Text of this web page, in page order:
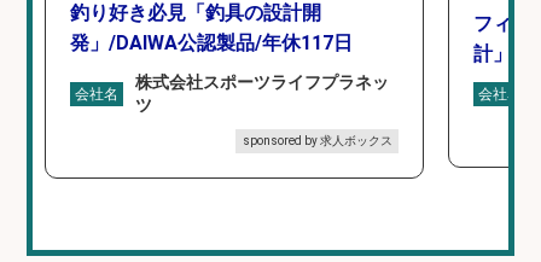
釣り好き必見「釣具の設計開
発」/DAIWA公認製品/年休117日
会社名
株式会社スポーツライフプラネッ
ツ
sponsored by 求人ボックス
フィッ
計」
会社名